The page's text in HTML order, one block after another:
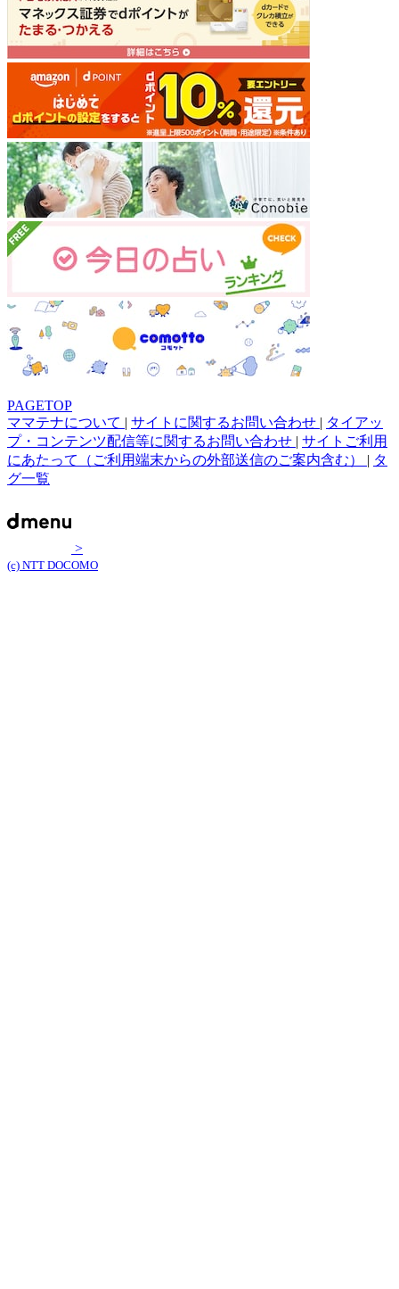
PAGETOP
ママテナについて
サイトに関するお問い合わせ
タイアッ
プ・コンテンツ配信等に関するお問い合わせ
サイトご利用
にあたって（ご利用端末からの外部送信のご案内含む）
タ
グ一覧
>
(c) NTT DOCOMO